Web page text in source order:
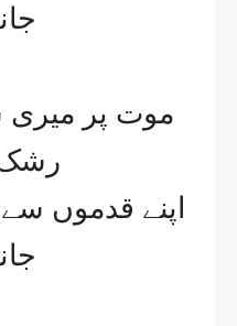
موت پر میری
رشک
اپنے قدموں